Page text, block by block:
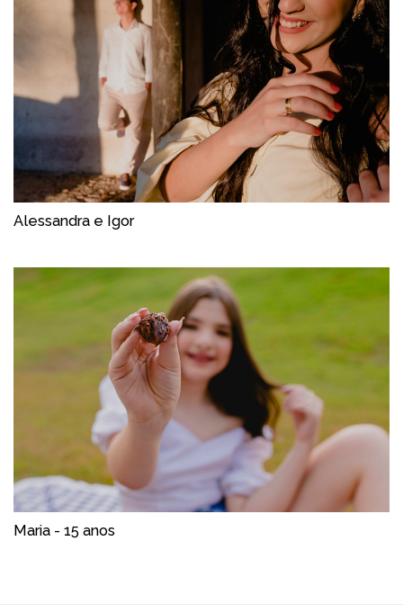
Alessandra e Igor
Maria - 15 anos